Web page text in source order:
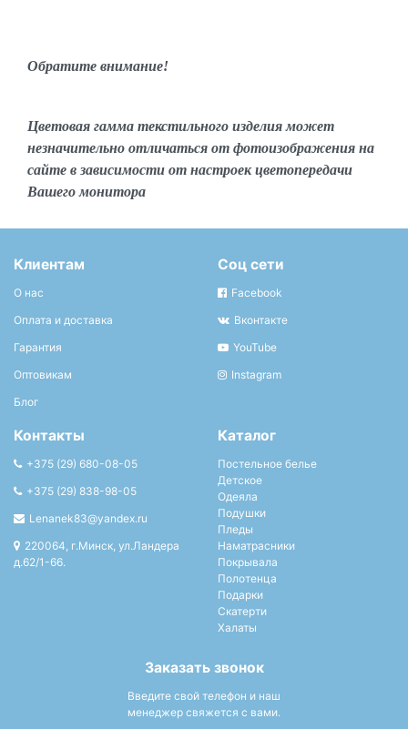
Обратите внимание!
Цветовая гамма текстильного изделия может
незначительно отличаться от фотоизображения на
сайте в зависимости от настроек цветопередачи
Вашего монитора
Клиентам
О нас
Оплата и доставка
Гарантия
Оптовикам
Блог
Соц сети
Facebook
Вконтакте
YouTube
Instagram
Контакты
+375 (29) 680-08-05
+375 (29) 838-98-05
Lenanek83@yandex.ru
220064, г.Минск, ул.Ландера
д.62/1-66.
Каталог
Постельное белье
Детское
Одеяла
Подушки
Пледы
Наматрасники
Покрывала
Полотенца
Подарки
Скатерти
Халаты
Заказать звонок
Введите свой телефон и наш
менеджер свяжется с вами.